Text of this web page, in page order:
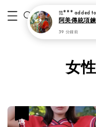
女
范*** added
阿美傳統項
39 分鐘前